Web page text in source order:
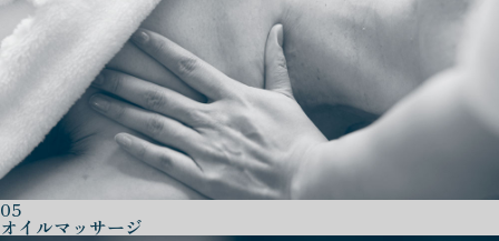
05
オイルマッサージ